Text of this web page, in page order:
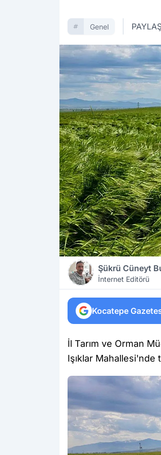
Genel
Şükrü Cüneyt
İnternet Editörü
Kocatepe
İl Tarım ve Orman
Işıklar